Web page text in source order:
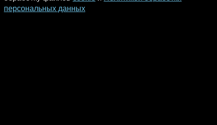
персональных данных